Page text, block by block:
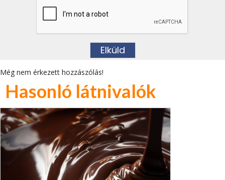
Még nem érkezett hozzászólás!
Hasonló látnivalók